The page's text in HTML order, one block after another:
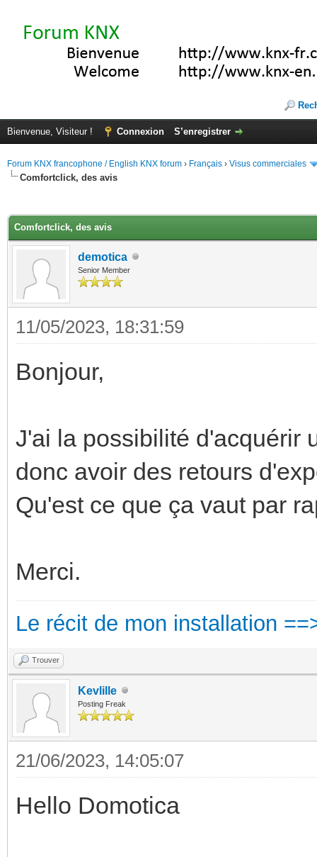
Bienvenue, Visiteur ! Connexion S’enregistrer
Forum KNX francophone / English KNX forum › Français › Visus commerciales
Comfortclick, des avis
Comfortclick, des avis
demotica
Senior Member
11/05/2023, 18:31:59
Bonjour,
J'ai la possibilité d'acquérir
donc avoir des retours
Qu'est ce que ça vaut par
Merci.
Le récit de mon installation
Trouver
Kevlille
Posting Freak
21/06/2023, 14:05:07
Hello Domotica